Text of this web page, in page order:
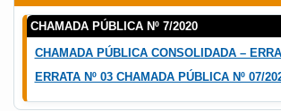
CHAMADA PÚBLICA Nº 7/2020
CHAMADA PÚBLICA CONSOLIDADA –
ERRATA Nº 03 CHAMADA PÚBLICA Nº 07/